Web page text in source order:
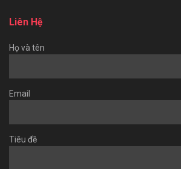
Liên Hệ
Họ và tên
Email
Tiêu đề